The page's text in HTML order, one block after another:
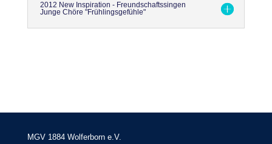
2012 New Inspiration - Freundschaftssingen
Junge Chöre "Frühlingsgefühle"
MGV 1884 Wolferborn e.V.